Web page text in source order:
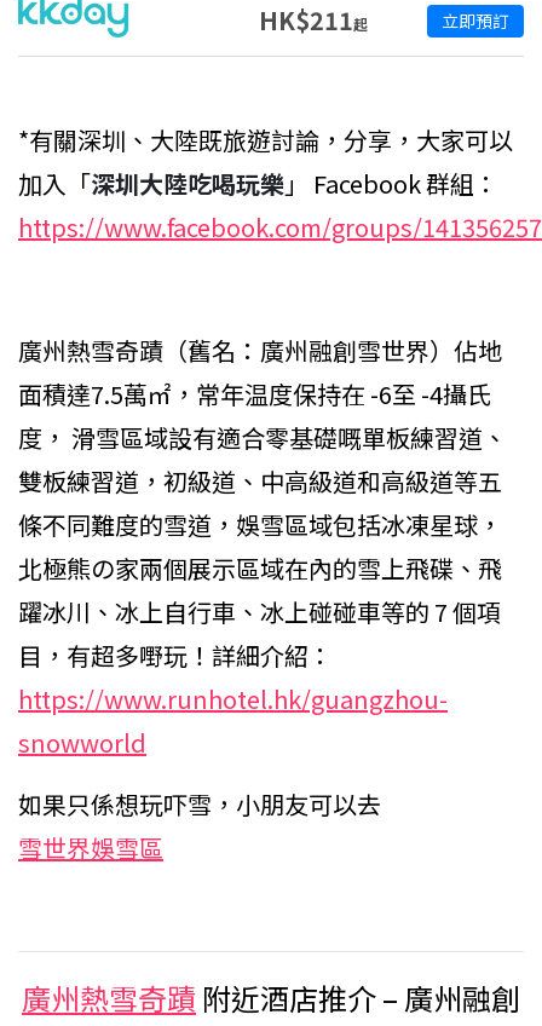
HK$211起 立即預訂
*有關深圳、大陸既旅遊討論，分享，大家可以
加入「深圳大陸吃喝玩樂」 Facebook 群組：
https://www.facebook.com/groups/
廣州熱雪奇蹟（舊名：廣州融創雪世界）佔地
面積達7.5萬㎡，常年温度保持在 -6至 -4攝氏
度， 滑雪區域設有適合零基礎嘅單板練習道、
雙板練習道，初級道、中高級道和高級道等五
條不同難度的雪道，娛雪區域包括冰凍星球，
北極熊の家兩個展示區域在內的雪上飛碟、飛
躍冰川、冰上自行車、冰上碰碰車等的 7 個項
目，有超多嘢玩！詳細介紹：
https://www.runhotel.hk/guangzhou-
snowworld
如果只係想玩吓雪，小朋友可以去
雪世界娛雪區
廣州熱雪奇蹟 附近酒店推介 – 廣州融創